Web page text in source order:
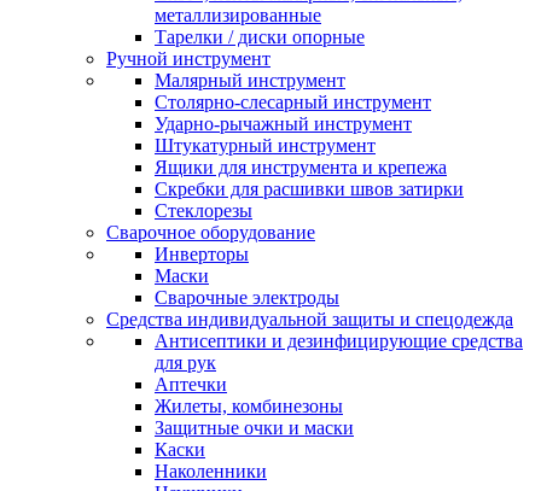
металлизированные
Тарелки / диски опорные
Ручной инструмент
Малярный инструмент
Столярно-слесарный инструмент
Ударно-рычажный инструмент
Штукатурный инструмент
Ящики для инструмента и крепежа
Скребки для расшивки швов затирки
Стеклорезы
Сварочное оборудование
Инверторы
Маски
Сварочные электроды
Средства индивидуальной защиты и спецодежда
Антисептики и дезинфицирующие средства
для рук
Аптечки
Жилеты, комбинезоны
Защитные очки и маски
Каски
Наколенники